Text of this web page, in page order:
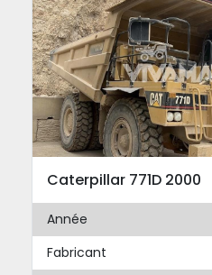
Caterpillar 771D 2000
Année
Fabricant